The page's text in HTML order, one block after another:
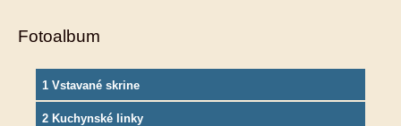
Fotoalbum
1 Vstavané skrine
2 Kuchynské linky